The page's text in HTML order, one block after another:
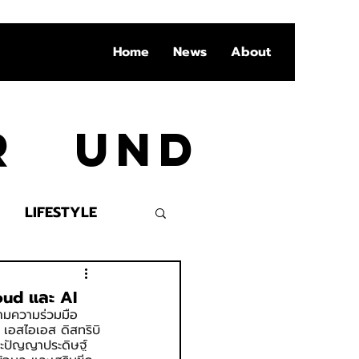
Home News About
und
LIFESTYLE
และ AI
ความร่วมมือ
อสไอเอส ดิสทริบิ
ะปัญญาประดิษฐ์